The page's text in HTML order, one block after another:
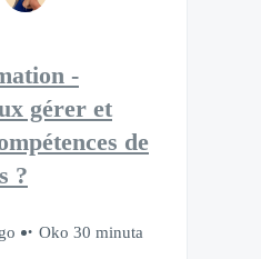
-
gérer et
de
?
Oko 30 minuta